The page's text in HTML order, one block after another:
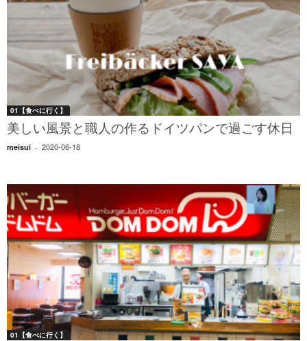
01【食べに行く】
美しい風景と職人の作るドイツパンで過ごす休日
meisui - 2020-06-18
01【食べに行く】